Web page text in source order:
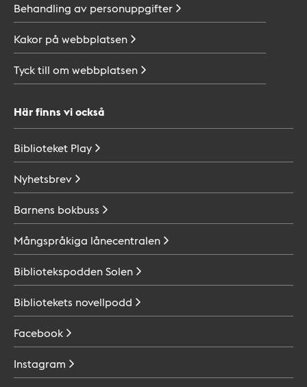
Behandling av personuppgifter
Kakor på webbplatsen
Tyck till om webbplatsen
Här finns vi också
Biblioteket Play
Nyhetsbrev
Barnens bokbuss
Mångspråkiga lånecentralen
BibliotekspoddenSolen
Bibliotekets novellpodd
Facebook
Instagram